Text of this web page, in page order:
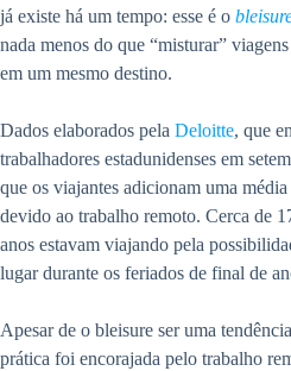
já existe há um tempo: esse é o
nada menos do que “misturar”
em um mesmo destino.
Dados elaborados pela Deloitte, que
trabalhadores estadunidenses em
que os viajantes adicionam uma média
devido ao trabalho remoto. Cerca de
anos estavam viajando pela
lugar durante os feriados de final de
Apesar de o bleisure ser uma
prática foi encorajada pelo trabalho